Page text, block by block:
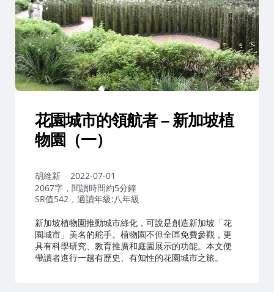
花園城市的領航者 – 新加坡植
物園（一）
作
者：
胡維新
2022-07-01
2067字，閱讀時間約5分鐘
SR值542，適讀年級:八年級
新加坡植物園推動城市綠化，可說是創造新加坡「花
園城市」美名的舵手。植物園不但全區免費參觀，更
具有科學研究、教育推廣和庭園展示的功能。本文便
帶讀者進行一趟有歷史、有知性的花園城市之旅。